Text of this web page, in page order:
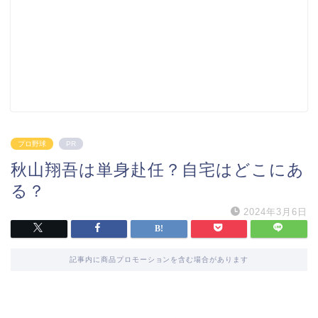
プロ野球 PR
秋山翔吾は単身赴任？自宅はどこにあ
る？
2024年3月6日
記事内に商品プロモーションを含む場合があります